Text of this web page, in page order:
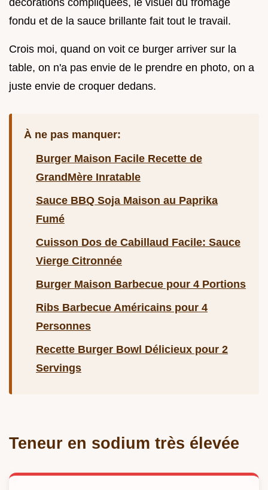
décorations compliquées, le visuel du fromage
fondu et de la sauce brillante fait tout le travail.
Crois moi, quand on voit ce burger arriver sur la
table, on n'a pas envie de le prendre en photo, on a
juste envie de croquer dedans.
À ne pas manquer:
Burger Maison Facile Recette de
GrandMère Inratable
Sauce BBQ Soja Maison au Paprika
Fumé
Cuisson Dos de Cabillaud Facile: Sauce
Vierge Citronnée
Burger Maison Barbecue pour 4 Portions
Ribs Barbecue Américains pour 4
Personnes
Recette Burger Bowl Délicieux pour 2
Servings
Teneur en sodium très élevée